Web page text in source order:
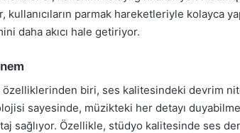
kullanıcıların parmak hareketleriyle kolayca
daha akıcı hale getiriyor.
özelliklerinden biri, ses kalitesindeki devrim
sayesinde, müzikteki her detayı
sağlıyor. Özellikle, stüdyo kalitesinde ses